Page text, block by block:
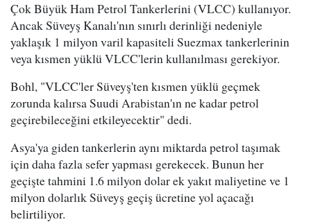
Çok Büyük Ham Petrol Tankerlerini (VLCC) kullanıyor.
Ancak Süveyş Kanalı'nın sınırlı derinliği nedeniyle
yaklaşık 1 milyon varil kapasiteli Suezmax tankerlerinin
veya kısmen yüklü VLCC'lerin kullanılması gerekiyor.
Bohl, "VLCC'ler Süveyş'ten kısmen yüklü geçmek
zorunda kalırsa Suudi Arabistan'ın ne kadar petrol
geçirebileceğini etkileyecektir" dedi.
Asya'ya giden tankerlerin aynı miktarda petrol taşımak
için daha fazla sefer yapması gerekecek. Bunun her
geçişte tahmini 1.6 milyon dolar ek yakıt maliyetine ve 1
milyon dolarlık Süveyş geçiş ücretine yol açacağı
belirtiliyor.